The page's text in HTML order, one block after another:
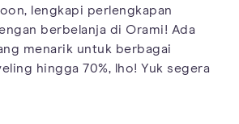
lengkapi perlengkapan
berbelanja di Orami! Ada
menarik untuk berbagai
hingga 70%, lho! Yuk segera